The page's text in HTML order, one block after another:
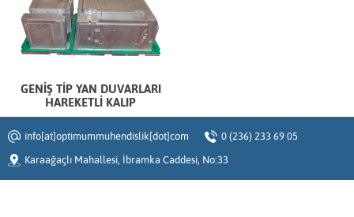
GENİŞ TİP YAN DUVARLARI
HAREKETLİ KALIP
info[at]optimummuhendislik[dot]com
0 (236) 233 69 05
Karaağaçlı Mahallesi, İbramka Caddesi, No:33